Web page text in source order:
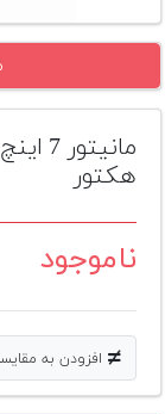
پلاس
افزودن
محصول
دوم
لیست
بله
هکتور
ناموجود
افزودن به